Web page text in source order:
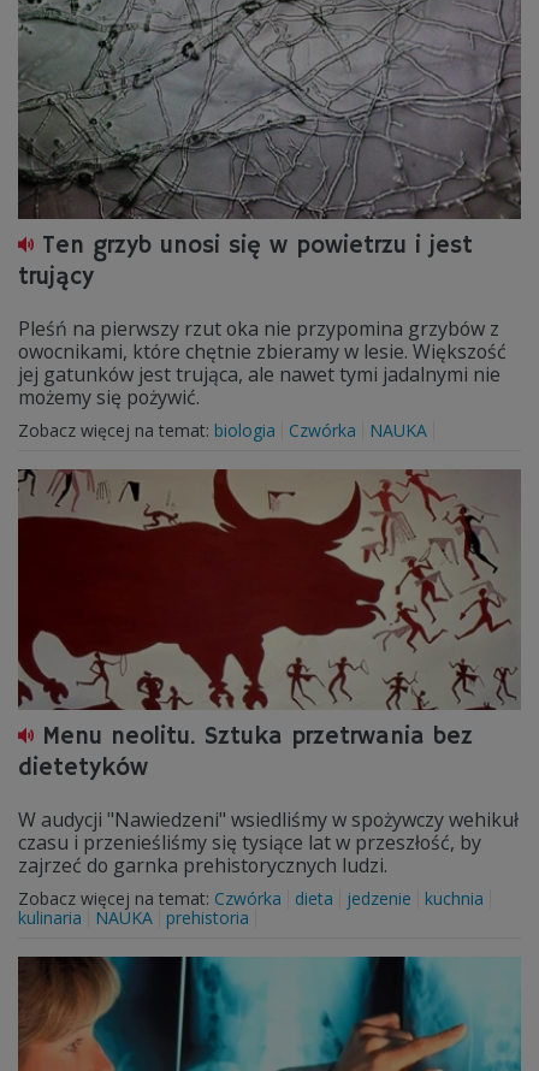
Ten grzyb unosi się w powietrzu i jest
trujący
Pleśń na pierwszy rzut oka nie przypomina grzybów z
owocnikami, które chętnie zbieramy w lesie. Większość
jej gatunków jest trująca, ale nawet tymi jadalnymi nie
możemy się pożywić.
Zobacz więcej na temat: biologia Czwórka NAUKA
Menu neolitu. Sztuka przetrwania bez
dietetyków
W audycji "Nawiedzeni" wsiedliśmy w spożywczy wehikuł
czasu i przenieśliśmy się tysiące lat w przeszłość, by
zajrzeć do garnka prehistorycznych ludzi.
Zobacz więcej na temat: Czwórka dieta jedzenie
kuchnia
kulinaria
NAUKA prehistoria